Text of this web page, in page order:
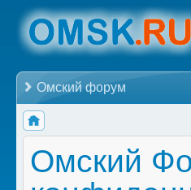
Омский форум
Омский